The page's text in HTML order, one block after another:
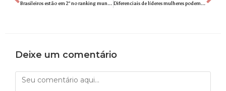
Brasileiros estão em 2º no ranking mundial dos que mais frequentam academias Diferenciais de líderes mulheres podem mudar o comportamento em uma empresa
Deixe um comentário